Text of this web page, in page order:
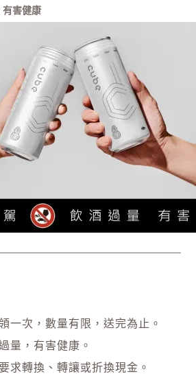
害健康
一次，數量有限，送完為止。
量，有害健康。
求轉換、轉讓或折換現金。